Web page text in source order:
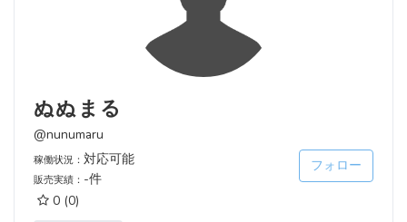
ぬぬまる
@nunumaru
稼働状況： 対応可能
販売実績： -件
0 (0)
フォロー